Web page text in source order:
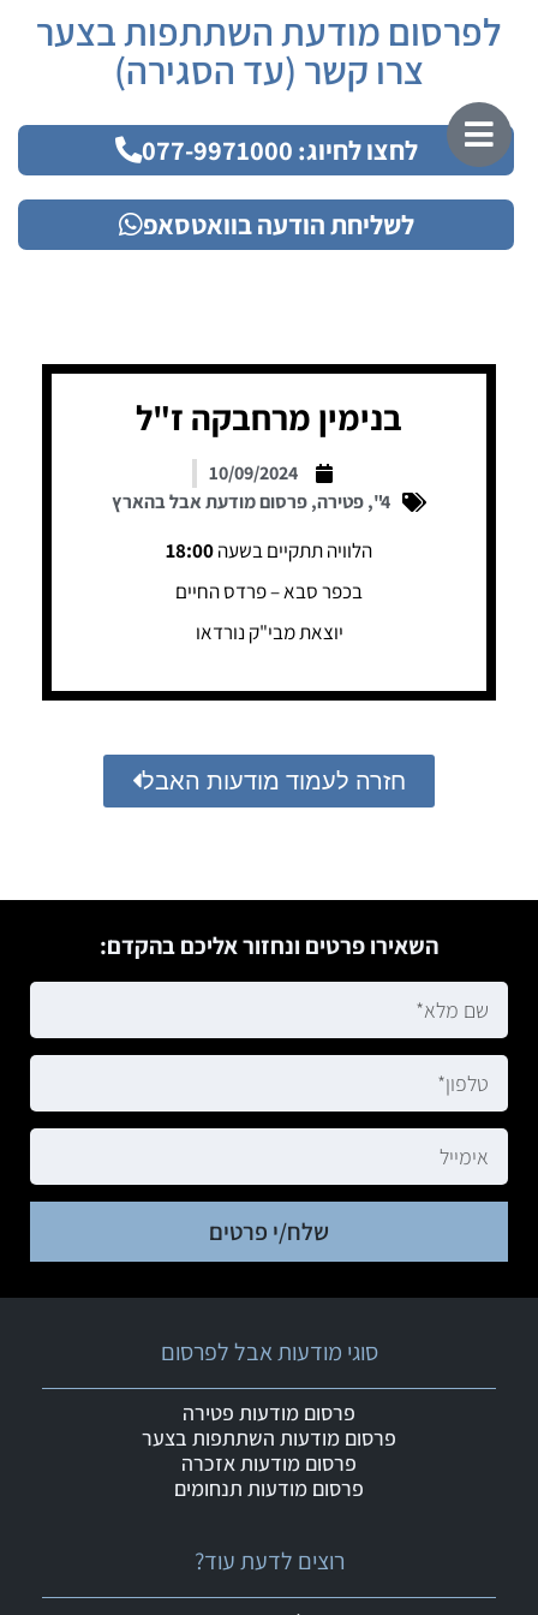
לפרסום מודעת השתתפות בצער
צרו קשר (עד הסגירה)
לחצו לחיוג: 077-9971000
לשליחת הודעה בוואטסאפ
בנימין מרחבקה ז"ל
10/09/2024
4"
,פטירה,פרסום מודעת אבל בהארץ
הלוויה תתקיים בשעה18:00
בכפר סבא – פרדס החיים
יוצאת מבי"ק נורדאו
חזרה לעמוד מודעות האבל
השאירו פרטים ונחזור אליכם בהקדם:
שלח/י פרטים
רוצים לדעת עוד?
סוגי מודעות אבל לפרסום
פרסום מודעות פטירה
פרסום מודעות השתתפות בצער
פרסום מודעות אזכרה
פרסום מודעות תנחומים